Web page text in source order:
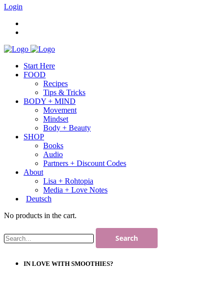
Login
Start Here
FOOD
Recipes
Tips & Tricks
BODY + MIND
Movement
Mindset
Body + Beauty
SHOP
Books
Audio
Partners + Discount Codes
About
Lisa + Rohtopia
Media + Love Notes
Deutsch
No products in the cart.
IN LOVE WITH SMOOTHIES?